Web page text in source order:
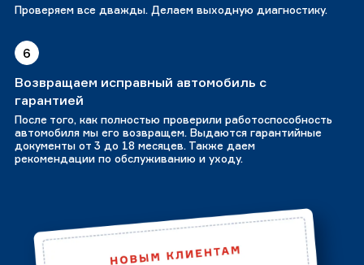
Проверяем все дважды. Делаем выходную диагностику.
6
Возвращаем исправный автомобиль с
гарантией
После того, как полностью проверили работоспособность
автомобиля мы его возвращем. Выдаются гарантийные
документы от 3 до 18 месяцев. Также даем
рекомендации по обслуживанию и уходу.